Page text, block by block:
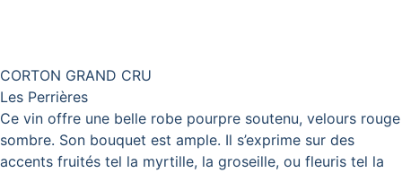
CORTON GRAND CRU
Les Perrières
Ce vin offre une belle robe pourpre soutenu, velours rouge
sombre. Son bouquet est ample. Il s’exprime sur des
accents fruités tel la myrtille, la groseille, ou fleuris tel la